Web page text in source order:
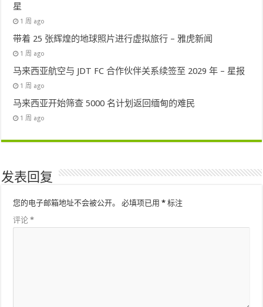
星
1 周 ago
带着 25 张辉煌的地球照片进行虚拟旅行 – 雅虎新闻
1 周 ago
马来西亚航空与 JDT FC 合作伙伴关系续签至 2029 年 – 星报
1 周 ago
马来西亚开始筛查 5000 名计划返回缅甸的难民
1 周 ago
发表回复
您的电子邮箱地址不会被公开。 必填项已用* 标注
评论*